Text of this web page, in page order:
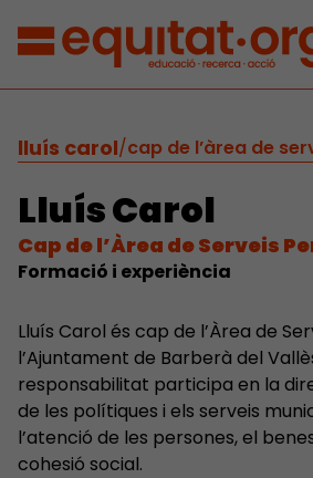
lluís carol/cap de l’àrea de
Lluís Carol
Cap de l’Àrea de Serveis
Formació i experiència
Lluís Carol és cap de l’Àrea de
l’Ajuntament de Barberà del
responsabilitat participa en la
de les polítiques i els serveis
l’atenció de les persones, el
cohesió social.